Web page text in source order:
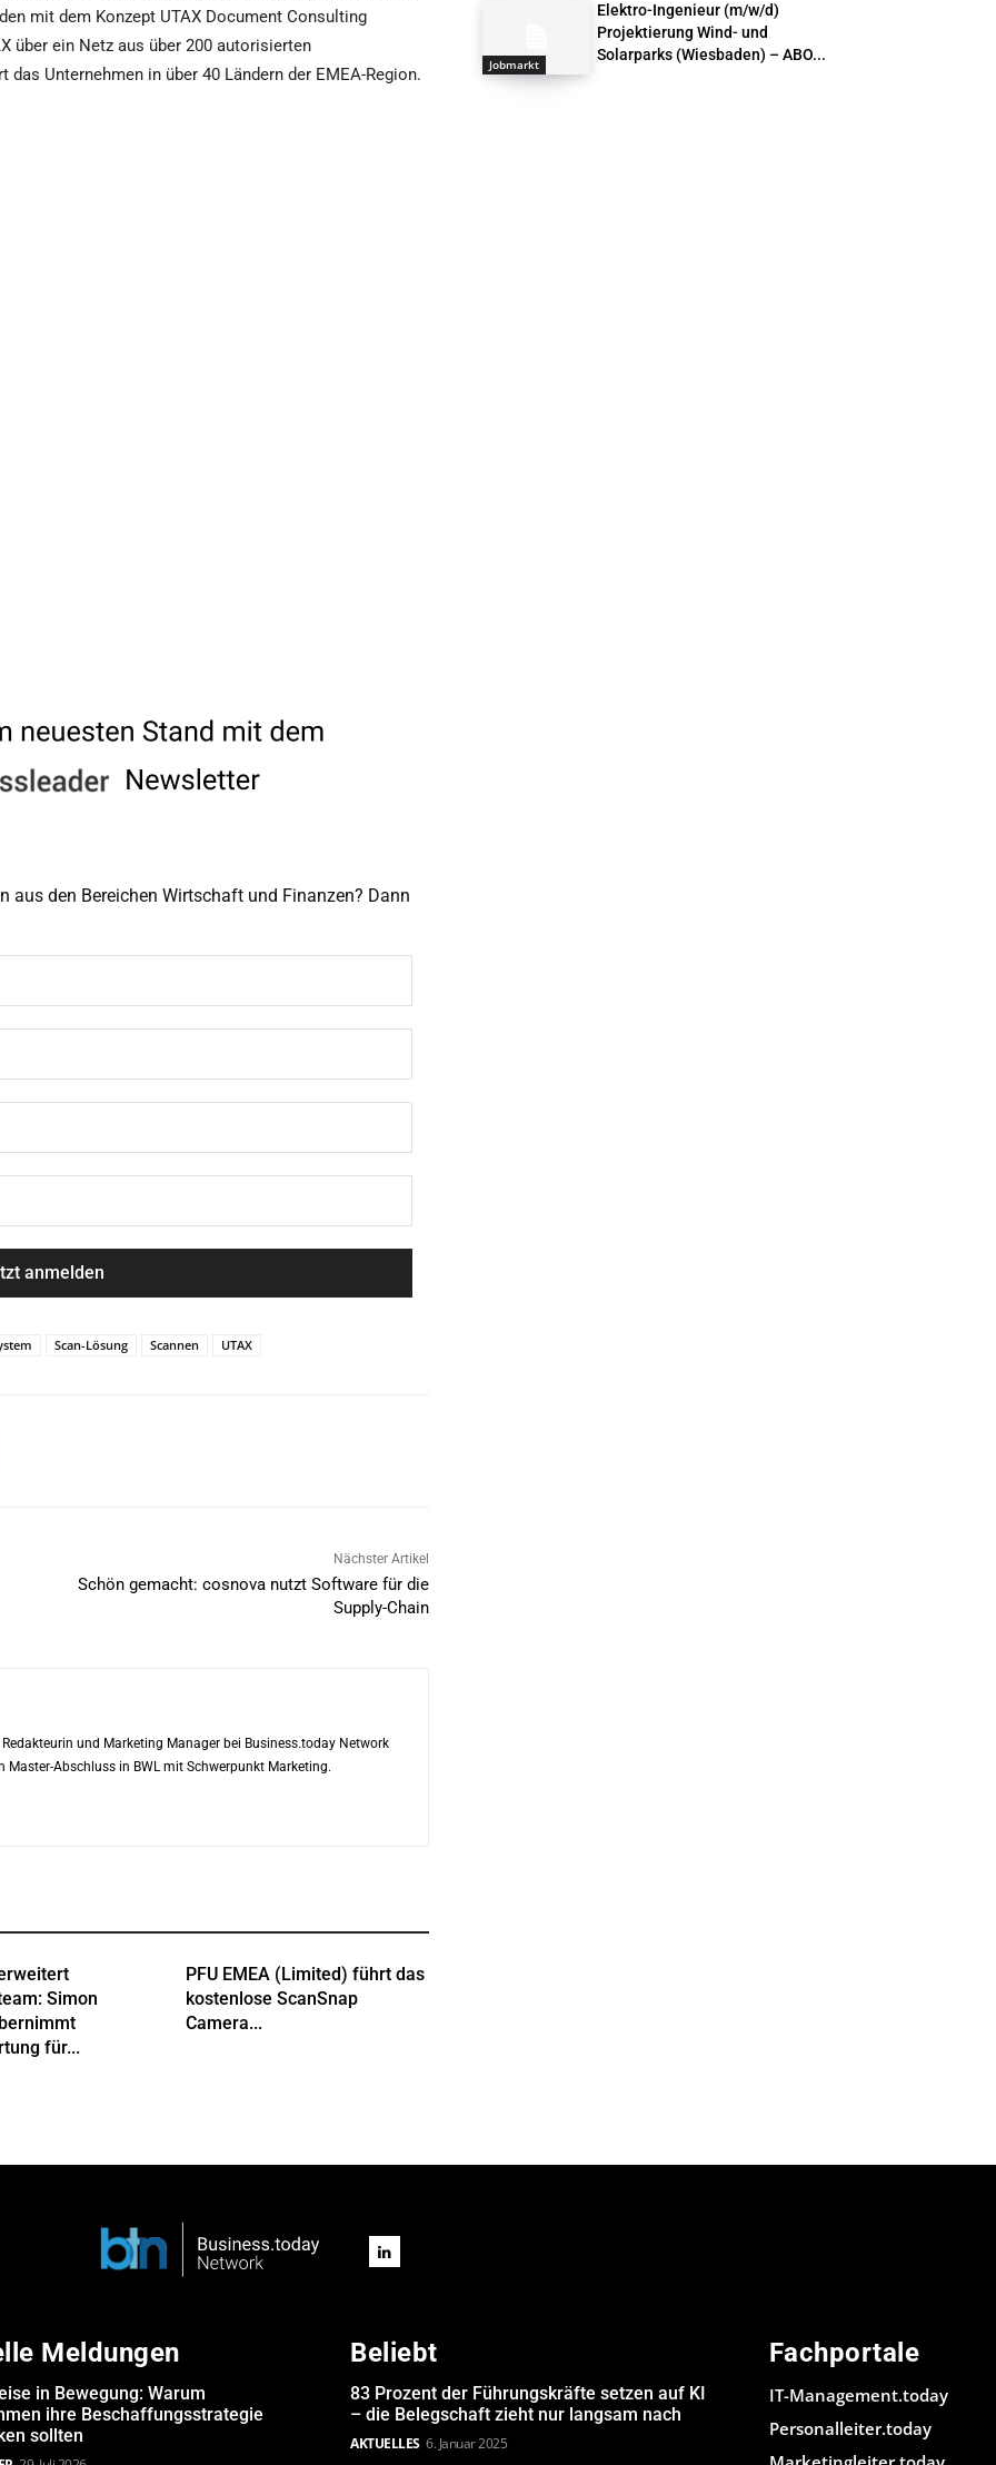
mit dem Konzept UTAX Document Consulting
über ein Netz aus über 200 autorisierten
Unternehmen in über 40 Ländern der EMEA-Region.
aus den Bereichen Wirtschaft und Finanzen? Dann
Scan-Lösung Scannen UTAX
Nächster Artikel
Schön gemacht: cosnova nutzt Software für die
Supply-Chain
und Marketing Manager bei Business.today Network
Master-Abschluss in BWL mit Schwerpunkt Marketing.
Simon
für...
PFU EMEA (Limited) führt das
kostenlose ScanSnap
Camera...
Jobmarkt
Elektro-Ingenieur (m/w/d)
Projektierung Wind- und
Solarparks (Wiesbaden) – ABO...
Meldungen
in Bewegung: Warum
ihre Beschaffungsstrategie
sollten
Beliebt
83 Prozent der Führungskräfte setzen auf KI
– die Belegschaft zieht nur langsam nach
AKTUELLES 6. Januar 2025
Fachportale
IT-Management.today
Personalleiter.today